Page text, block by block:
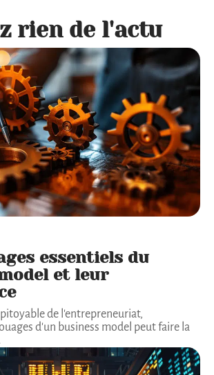
rien de l'actu
essentiels du
et leur
de l'entrepreneuriat,
d'un business model peut faire la